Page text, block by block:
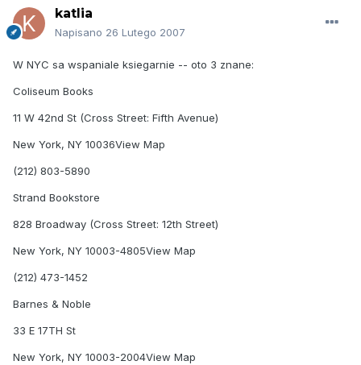
katlia
Napisano 26 Lutego 2007
W NYC sa wspaniale ksiegarnie -- oto 3 znane:
Coliseum Books
11 W 42nd St (Cross Street: Fifth Avenue)
New York, NY 10036View Map
(212) 803-5890
Strand Bookstore
828 Broadway (Cross Street: 12th Street)
New York, NY 10003-4805View Map
(212) 473-1452
Barnes & Noble
33 E 17TH St
New York, NY 10003-2004View Map